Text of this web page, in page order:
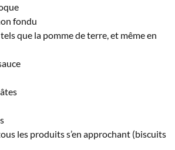
fondu
que la pomme de terre, et même en
les produits s’en approchant (biscuits